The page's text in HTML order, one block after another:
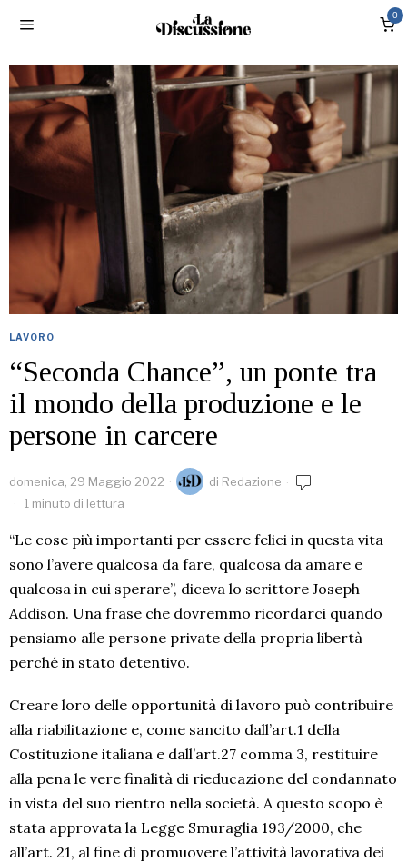
0
LAVORO
“Seconda Chance”, un ponte tra
il mondo della produzione e le
persone in carcere
domenica, 29 Maggio 2022 di Redazione
1 minuto di lettura
“Le cose più importanti per essere felici in questa vita
sono l’avere qualcosa da fare, qualcosa da amare e
qualcosa in cui sperare”, diceva lo scrittore Joseph
Addison. Una frase che dovremmo ricordarci quando
pensiamo alle persone private della propria libertà
perché in stato detentivo.
Creare loro delle opportunità di lavoro può contribuire
alla riabilitazione e, come sancito dall’art.1 della
Costituzione italiana e dall’art.27 comma 3, restituire
alla pena le vere finalità di rieducazione del condannato
in vista del suo rientro nella società. A questo scopo è
stata approvata la Legge Smuraglia 193/2000, che
all’art. 21, al fine di promuovere l’attività lavorativa dei